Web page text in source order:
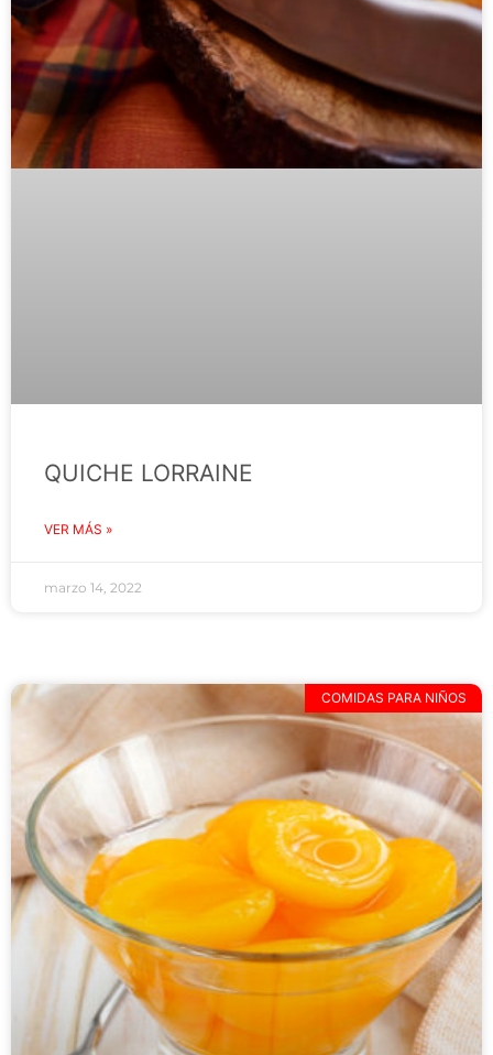
QUICHE LORRAINE
VER MÁS »
marzo 14, 2022
COMIDAS PARA NIÑOS